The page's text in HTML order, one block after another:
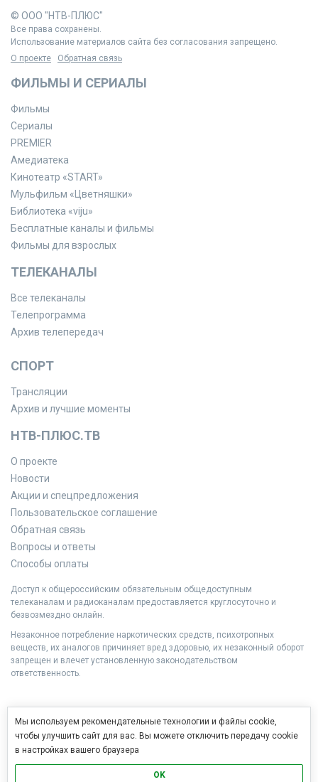
© ООО "НТВ-ПЛЮС"
Все права сохранены.
Использование материалов сайта без согласования запрещено.
О проекте
Обратная связь
ФИЛЬМЫ И СЕРИАЛЫ
Фильмы
Сериалы
PREMIER
Амедиатека
Кинотеатр «START»
Мульфильм «Цветняшки»
Библиотека «viju»
Бесплатные каналы и фильмы
Фильмы для взрослых
ТЕЛЕКАНАЛЫ
Все телеканалы
Телепрограмма
Архив телепередач
СПОРТ
Трансляции
Архив и лучшие моменты
НТВ-ПЛЮС.ТВ
О проекте
Новости
Акции и спецпредложения
Пользовательское соглашение
Обратная связь
Вопросы и ответы
Способы оплаты
Доступ к общероссийским обязательным общедоступным
телеканалам и радиоканалам предоставляется круглосуточно и
безвозмездно онлайн.
Незаконное потребление наркотических средств, психотропных
веществ, их аналогов причиняет вред здоровью, их незаконный оборот
запрещен и влечет установленную законодательством
ответственность.
Мы используем рекомендательные технологии и файлы cookie,
чтобы улучшить сайт для вас. Вы можете отключить передачу cookie
в настройках вашего браузера
OK